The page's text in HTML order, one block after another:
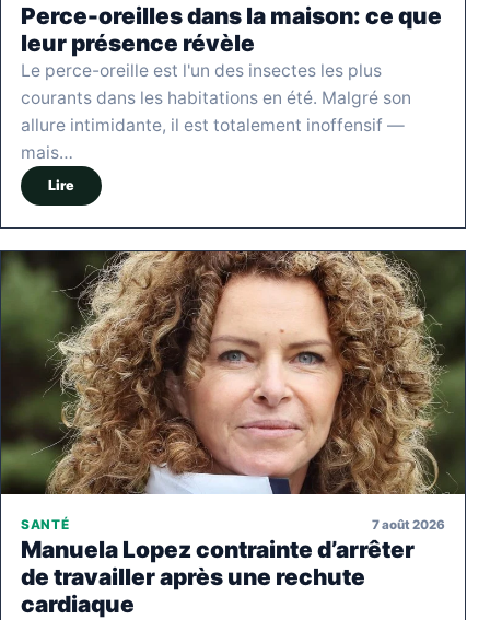
Perce-oreilles dans la maison: ce que
leur présence révèle
Le perce-oreille est l'un des insectes les plus
courants dans les habitations en été. Malgré son
allure intimidante, il est totalement inoffensif —
mais…
Lire
SANTÉ 7 août 2026
Manuela Lopez contrainte d’arrêter
de travailler après une rechute
cardiaque